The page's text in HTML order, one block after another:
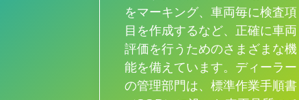
をマーキング、車両毎に検査項
目を作成するなど、正確に車両
評価を行うためのさまざまな機
能を備えています。ディーラー
の管理部門は、標準作業手順書